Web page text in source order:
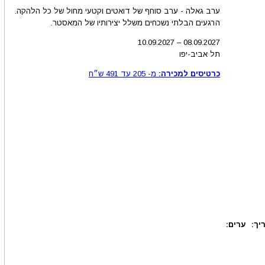
ערים:
ערב גאלה - ערב סוחף של דואטים וקטעי מחול של כל הלהקה.
הרגעים הבלתי נשכחים משלל יצירותיו של המאסטר.
08.09.2027
–
10.09.2027
תל אביב-יפו
כרטיסים למכירה: מ- 205 עד 491 ש״ח